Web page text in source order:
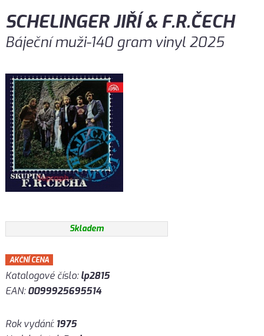
SCHELINGER JIŘÍ & F.R.ČECH
Báječní muži-140 gram vinyl 2025
Skladem
AKČNÍ CENA
Katalogové číslo:lp2815
EAN:0099925695514
Rok vydání: 1975